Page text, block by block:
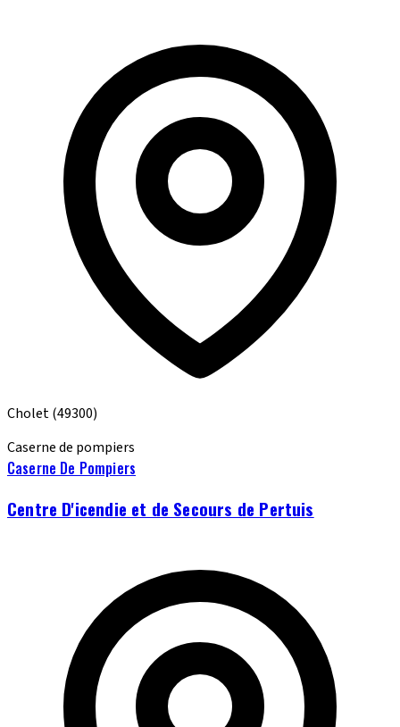
Cholet(49300)
Caserne de pompiers
Caserne De Pompiers
Centre D'icendie et de Secours de Pertuis